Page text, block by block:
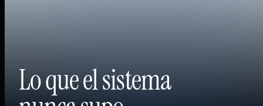
Lo que el sistema